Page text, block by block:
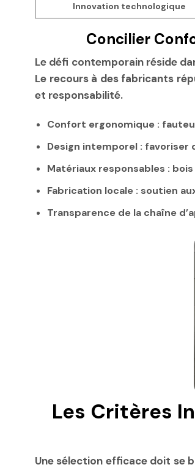
Innovation technologique
Concilier
Le défi contemporain réside
Le recours à des fabricants
et responsabilité.
Confort ergonomique :
Design intemporel : favoriser
Matériaux responsables :
Fabrication locale : soutien
Transparence de la chaîne
Les Critères
Une sélection efficace doit se